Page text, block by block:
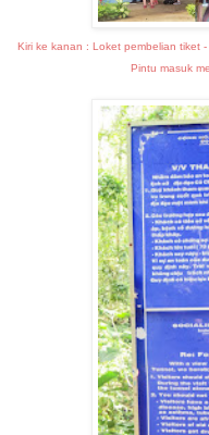
Kiri ke kanan : Loket pembelian tiket
Pintu masuk